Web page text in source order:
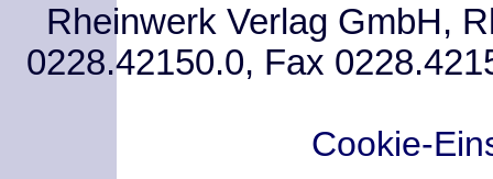
Rheinwerk Verlag GmbH,
0228.42150.0, Fax
Cookie-